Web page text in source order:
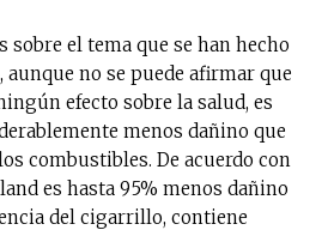
sobre el tema que se han hecho
aunque no se puede afirmar que
efecto sobre la salud, es
menos dañino que
combustibles. De acuerdo con
es hasta 95% menos dañino
del cigarrillo, contiene